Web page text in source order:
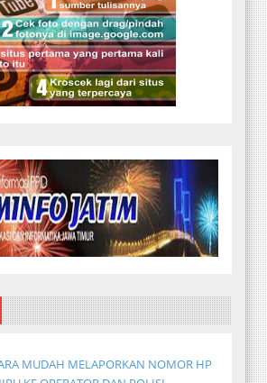
MUDAH MELAPORKAN NOMOR HP